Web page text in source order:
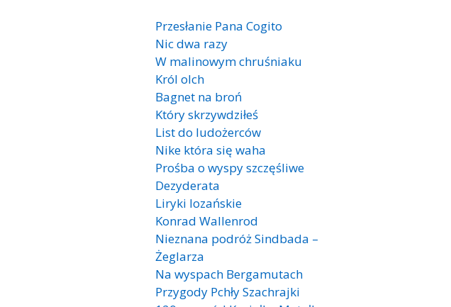
Przesłanie Pana Cogito
Nic dwa razy
W malinowym chruśniaku
Król olch
Bagnet na broń
Który skrzywdziłeś
List do ludożerców
Nike która się waha
Prośba o wyspy szczęśliwe
Dezyderata
Liryki lozańskie
Konrad Wallenrod
Nieznana podróż Sindbada –
Żeglarza
Na wyspach Bergamutach
Przygody Pchły Szachrajki